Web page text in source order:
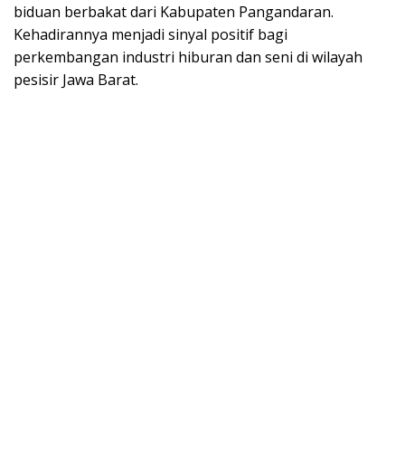
biduan berbakat dari Kabupaten Pangandaran.
Kehadirannya menjadi sinyal positif bagi
perkembangan industri hiburan dan seni di wilayah
pesisir Jawa Barat.